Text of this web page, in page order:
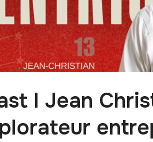
I Jean